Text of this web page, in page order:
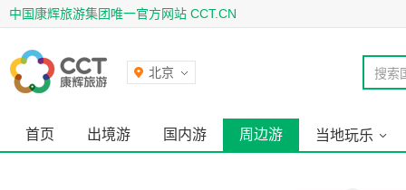
中国康辉旅游集团唯一官方网站 CCT.CN
北京 搜索
首页 出境游 国内游 周边游 当地玩乐